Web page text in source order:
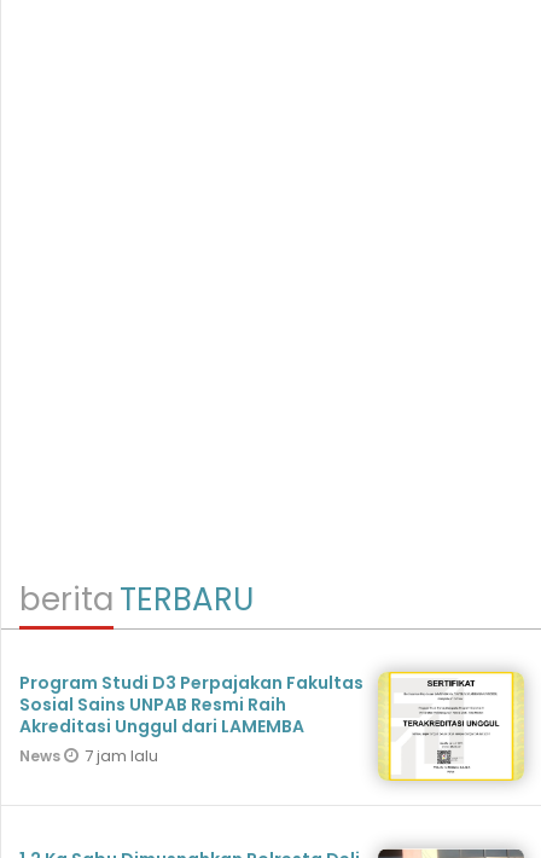
beritaTERBARU
Program Studi D3 Perpajakan Fakultas
Sosial Sains UNPAB Resmi Raih
Akreditasi Unggul dari LAMEMBA
News 7 jam lalu